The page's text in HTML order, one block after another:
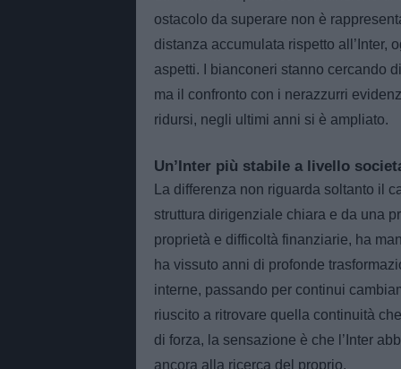
ostacolo da superare non è
distanza accumulata rispetto all’Inter,
aspetti. I bianconeri stanno cercando
ma il confronto con i nerazzurri
ridursi, negli ultimi anni si è ampliato.
Un’Inter più stabile a livello
La differenza non riguarda soltanto il
struttura dirigenziale chiara e da una
proprietà e difficoltà finanziarie, ha
ha vissuto anni di profonde
interne, passando per continui
riuscito a ritrovare quella continuità
di forza, la sensazione è che l’Inter
ancora alla ricerca del proprio.